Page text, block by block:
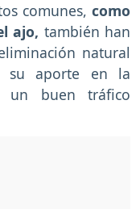
comunes, como
ajo, también han
natural
su aporte en la
un buen tráfico